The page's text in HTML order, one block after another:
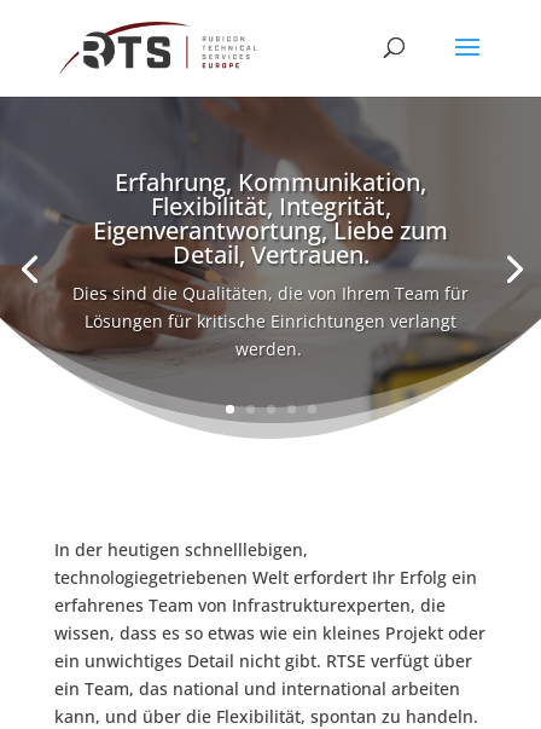
Erfahrung, Kommunikation,
Flexibilität, Integrität,
Eigenverantwortung, Liebe zum
Detail, Vertrauen.
Dies sind die Qualitäten, die von Ihrem Team für
Lösungen für kritische Einrichtungen verlangt
werden.
Erfahrung, Kommunikation,
Flexibilität, Integrität,
Eigenverantwortung, Liebe zum
Detail, Vertrauen.
Dies sind die Qualitäten, die von Ihrem Team für
Lösungen für kritische Einrichtungen verlangt
werden.
In der heutigen schnelllebigen,
technologiegetriebenen Welt erfordert Ihr Erfolg ein
erfahrenes Team von Infrastrukturexperten, die
wissen, dass es so etwas wie ein kleines Projekt oder
ein unwichtiges Detail nicht gibt. RTSE verfügt über
ein Team, das national und international arbeiten
kann, und über die Flexibilität, spontan zu handeln.